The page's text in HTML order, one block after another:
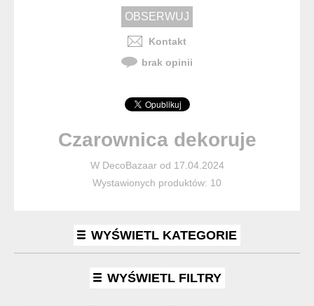
Kontakt
brak opinii
Czarownica dekoruje
W DecoBazaar od 17.04.2024
Wystawionych produktów: 10
WYŚWIETL KATEGORIE
WYŚWIETL FILTRY